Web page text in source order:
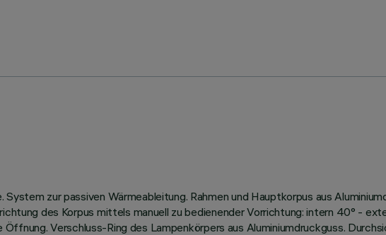
zur passiven Wärmeableitung. Rahmen und Hauptkorpus aus
des Korpus mittels manuell zu bedienender Vorrichtung: intern 40° -
Verschluss-Ring des Lampenkörpers aus Aluminiumdruckguss.